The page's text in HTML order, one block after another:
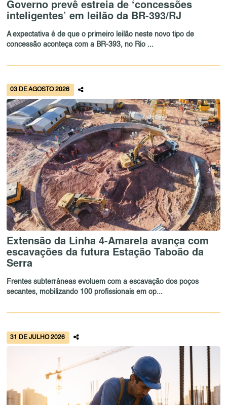
Governo prevê estreia de ‘concessões
inteligentes’ em leilão da BR-393/RJ
A expectativa é de que o primeiro leilão neste novo tipo de
concessão aconteça com a BR-393, no Rio ...
03 DE AGOSTO 2026
Extensão da Linha 4-Amarela avança com
escavações da futura Estação Taboão da
Serra
Frentes subterrâneas evoluem com a escavação dos poços
secantes, mobilizando 100 profissionais em op...
31 DE JULHO 2026